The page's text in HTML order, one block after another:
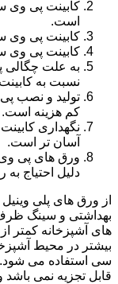
کابینت پی وی
است.
کابینت پی وی
کابینت پی
به علت چگالی
نسبت به
تولید و نصب
کم هزینه است.
نگهداری
آسان تر است.
ورق های پی
دلیل احتیاج
از ورق های پلی
بهداشتی و سینگ
های آشپزخانه کمتر
بیشتر در محیط
سی استفاده می شود.
قابل تجزیه نمی